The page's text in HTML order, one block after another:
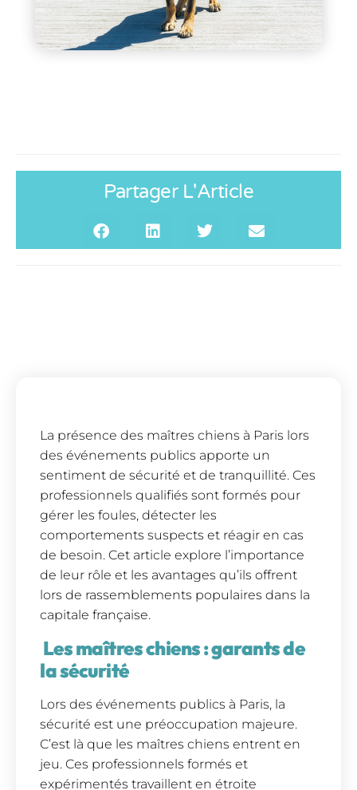
Partager L'Article
La présence des maîtres chiens à Paris lors
des événements publics apporte un
sentiment de sécurité et de tranquillité. Ces
professionnels qualifiés sont formés pour
gérer les foules, détecter les
comportements suspects et réagir en cas
de besoin. Cet article explore l’importance
de leur rôle et les avantages qu’ils offrent
lors de rassemblements populaires dans la
capitale française.
Les maîtres chiens : garants de
la sécurité
Lors des événements publics à Paris, la
sécurité est une préoccupation majeure.
C’est là que les maîtres chiens entrent en
jeu. Ces professionnels formés et
expérimentés travaillent en étroite